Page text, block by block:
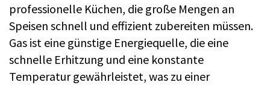
professionelle Küchen, die große Mengen an
Speisen schnell und effizient zubereiten müssen.
Gas ist eine günstige Energiequelle, die eine
schnelle Erhitzung und eine konstante
Temperatur gewährleistet, was zu einer